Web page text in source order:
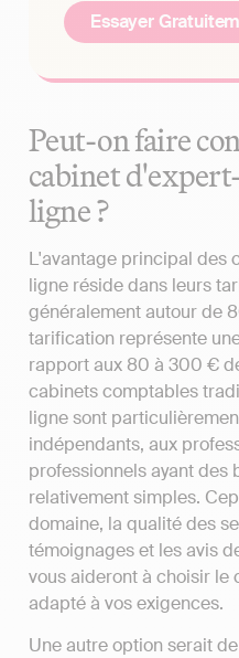
Essayer
Peut-on faire
cabinet
ligne ?
L'avantage principal des
ligne réside dans leurs
généralement autour de
tarification représente
rapport aux 80 à 300 €
cabinets comptables
ligne sont
indépendants, aux
professionnels ayant des
relativement simples.
domaine, la qualité des
témoignages et les avis
vous aideront à choisir
adapté à vos exigences.
Une autre option serait